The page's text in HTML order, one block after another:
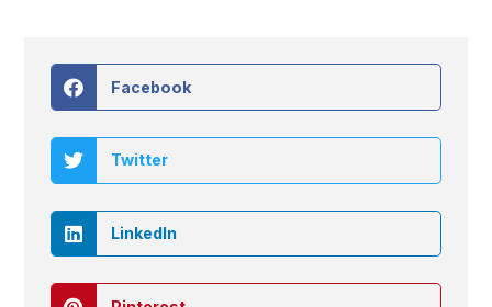
Facebook
Twitter
LinkedIn